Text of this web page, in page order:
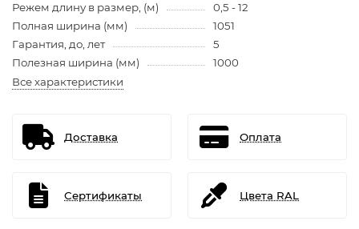
Режем длину в размер, (м)
0,5 - 12
Полная ширина (мм)
1051
Гарантия, до, лет
5
Полезная ширина (мм)
1000
Все характеристики
Доставка Оплата
Сертификаты Цвета RAL